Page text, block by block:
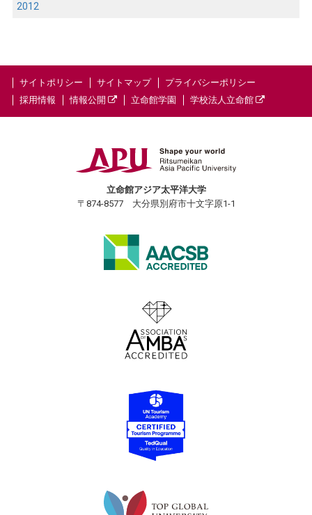
2012
サイトポリシー サイトマップ
プライバシーポリシー
採用情報
情報公開 立命館学園 学校法人立命館
立命館アジア太平洋大学
〒874-8577 大分県別府市十文字原1-1